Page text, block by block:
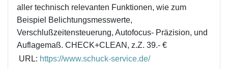
aller technisch relevanten Funktionen, wie zum
Beispiel Belichtungsmesswerte,
Verschlußzeitensteuerung, Autofocus- Präzision, und
Auflagemaß. CHECK+CLEAN, z.Z. 39.- €
URL: https://www.schuck-service.de/